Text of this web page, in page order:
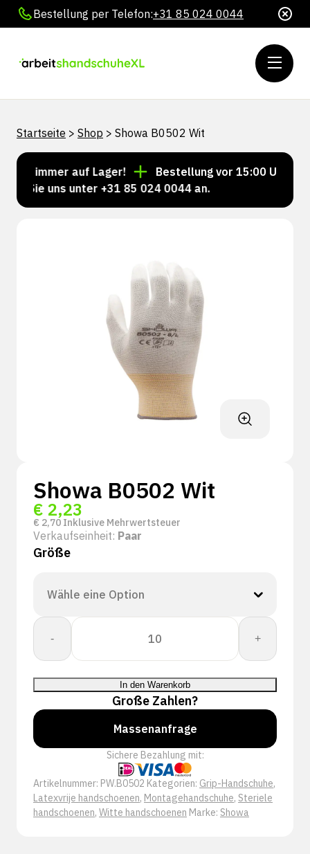
Bestellung per Telefon:+31 85 024 0044
Startseite > Shop > Showa B0502 Wit
immer auf Lager!
Bestellung vor 15:00 Uhr =
Sie uns unter +31 85 024 0044 an.
Showa B0502 Wit
€ 2,23
€ 2,70 Inklusive Mehrwertsteuer
Verkaufseinheit: Paar
Größe
-
Showa
B0502
Wit
Menge
+
In den Warenkorb
Große Zahlen?
Massenanfrage
Sichere Bezahlung mit:
Artikelnummer: PW.B0502 Kategorien: Grip-Handschuhe,
Latexvrije handschoenen, Montagehandschuhe, Steriele
handschoenen, Witte handschoenen Marke: Showa